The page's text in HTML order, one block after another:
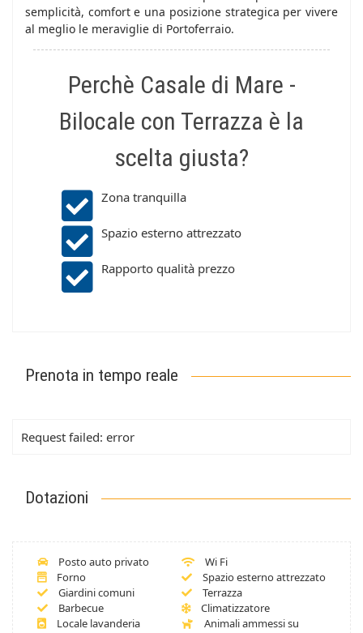
semplicità, comfort e una posizione strategica per vivere
al meglio le meraviglie di Portoferraio.
Perchè Casale di Mare -
Bilocale con Terrazza è la
scelta giusta?
Zona tranquilla
Spazio esterno attrezzato
Rapporto qualità prezzo
Prenota in tempo reale
Request failed: error
Dotazioni
Posto auto privato
Wi Fi
Forno
Spazio esterno attrezzato
Giardini comuni
Terrazza
Barbecue
Climatizzatore
Locale lavanderia
Animali ammessi su